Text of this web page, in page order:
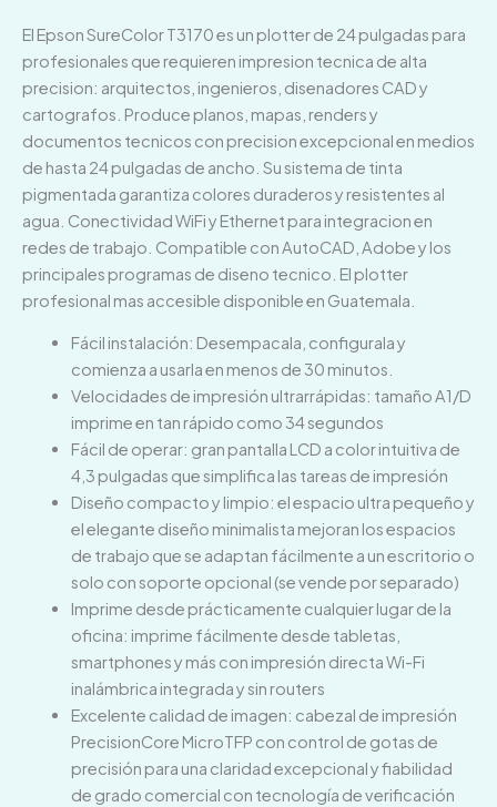
El Epson SureColor T3170 es un plotter de 24 pulgadas para
profesionales que requieren impresion tecnica de alta
precision: arquitectos, ingenieros, disenadores CAD y
cartografos. Produce planos, mapas, renders y
documentos tecnicos con precision excepcional en medios
de hasta 24 pulgadas de ancho. Su sistema de tinta
pigmentada garantiza colores duraderos y resistentes al
agua. Conectividad WiFi y Ethernet para integracion en
redes de trabajo. Compatible con AutoCAD, Adobe y los
principales programas de diseno tecnico. El plotter
profesional mas accesible disponible en Guatemala.
Fácil instalación: Desempacala, configurala y
comienza a usarla en menos de 30 minutos.
Velocidades de impresión ultrarrápidas: tamaño A1/D
imprime en tan rápido como 34 segundos
Fácil de operar: gran pantalla LCD a color intuitiva de
4,3 pulgadas que simplifica las tareas de impresión
Diseño compacto y limpio: el espacio ultra pequeño y
el elegante diseño minimalista mejoran los espacios
de trabajo que se adaptan fácilmente a un escritorio o
solo con soporte opcional (se vende por separado)
Imprime desde prácticamente cualquier lugar de la
oficina: imprime fácilmente desde tabletas,
smartphones y más con impresión directa Wi-Fi
inalámbrica integrada y sin routers
Excelente calidad de imagen: cabezal de impresión
PrecisionCore MicroTFP con control de gotas de
precisión para una claridad excepcional y fiabilidad
de grado comercial con tecnología de verificación